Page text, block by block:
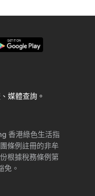
媒體查詢。
香港綠色生活指
條例註冊的非牟
根據稅務條例第
免。